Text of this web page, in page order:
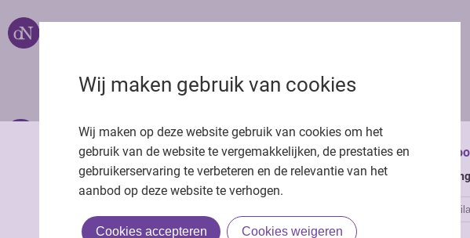
Wij maken gebruik van cookies
Wij maken op deze website gebruik van cookies om het
gebruik van de website te vergemakkelijken, de prestaties en
gebruikerservaring te verbeteren en de relevantie van het
aanbod op deze website te verhogen.
Cookies accepteren Cookies weigeren
Bedankt
Krijg gratis
Privacy statement
Cookie statement
Richtlijnen